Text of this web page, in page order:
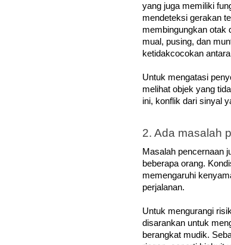
yang juga memiliki
mendeteksi gerakan
membingungkan otak
mual, pusing, dan
ketidakcocokan
Untuk mengatasi
melihat objek yang
ini, konflik dari sinyal
2. Ada masalah
Masalah pencernaan
beberapa orang.
memengaruhi
perjalanan.
Untuk mengurangi
disarankan untuk
berangkat mudik.